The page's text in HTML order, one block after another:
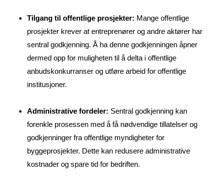
Tilgang til offentlige prosjekter: Mange offentlige
prosjekter krever at entreprenører og andre aktører har
sentral godkjenning. Å ha denne godkjenningen åpner
dermed opp for muligheten til å delta i offentlige
anbudskonkurranser og utføre arbeid for offentlige
institusjoner.
Administrative fordeler: Sentral godkjenning kan
forenkle prosessen med å få nødvendige tillatelser og
godkjenninger fra offentlige myndigheter for
byggeprosjekter. Dette kan redusere administrative
kostnader og spare tid for bedriften.